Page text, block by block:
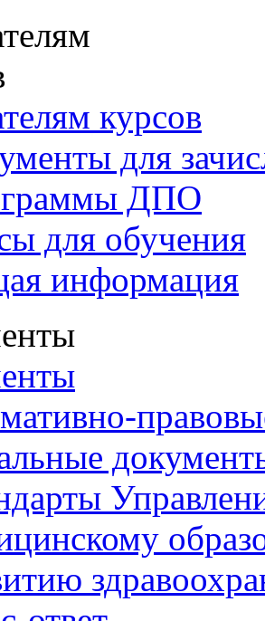
курсов
для
ДПО
для обучения
информация